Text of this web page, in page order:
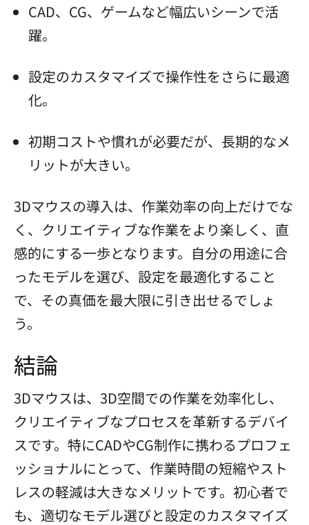
CAD、CG、ゲームなど幅広いシーンで活
躍。
設定のカスタマイズで操作性をさらに最適
化。
初期コストや慣れが必要だが、長期的なメ
リットが大きい。
3Dマウスの導入は、作業効率の向上だけでな
く、クリエイティブな作業をより楽しく、直
感的にする一歩となります。自分の用途に合
ったモデルを選び、設定を最適化すること
で、その真価を最大限に引き出せるでしょ
う。
結論
3Dマウスは、3D空間での作業を効率化し、
クリエイティブなプロセスを革新するデバイ
スです。特にCADやCG制作に携わるプロフェ
ッショナルにとって、作業時間の短縮やスト
レスの軽減は大きなメリットです。初心者で
も、適切なモデル選びと設定のカスタマイズ